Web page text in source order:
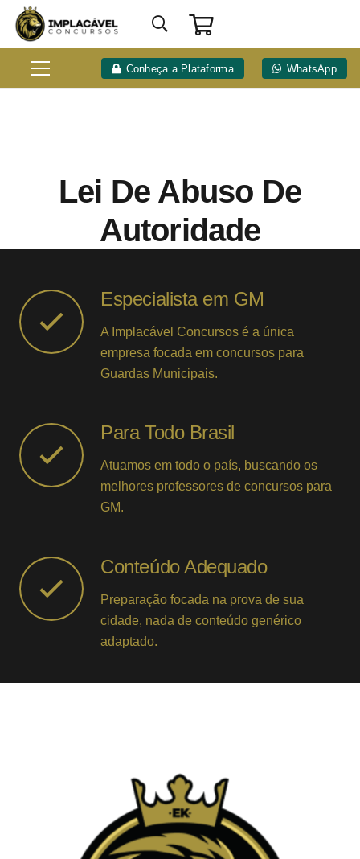
Conheça a Plataforma WhatsApp
Lei De Abuso De
Autoridade
Especialista em GM
A Implacável Concursos é a única
empresa focada em concursos para
Guardas Municipais.
Para Todo Brasil
Atuamos em todo o país, buscando os
melhores professores de concursos para
GM.
Conteúdo Adequado
Preparação focada na prova de sua
cidade, nada de conteúdo genérico
adaptado.